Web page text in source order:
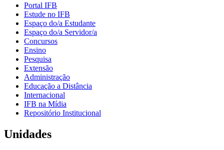
Portal IFB
Estude no IFB
Espaço do/a Estudante
Espaço do/a Servidor/a
Concursos
Ensino
Pesquisa
Extensão
Administração
Educação a Distância
Internacional
IFB na Mídia
Repositório Institucional
Unidades